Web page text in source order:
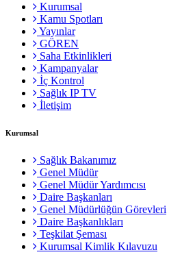
Kurumsal
Kamu Spotları
Yayınlar
GÖREN
Saha Etkinlikleri
Kampanyalar
İç Kontrol
Sağlık IP TV
İletişim
Kurumsal
Sağlık Bakanımız
Genel Müdür
Genel Müdür Yardımcısı
Daire Başkanları
Genel Müdürlüğün Görevleri
Daire Başkanlıkları
Teşkilat Şeması
Kurumsal Kimlik Kılavuzu